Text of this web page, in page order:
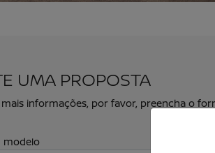
UMA PROPOSTA
mais informações, por favor, preencha o
modelo